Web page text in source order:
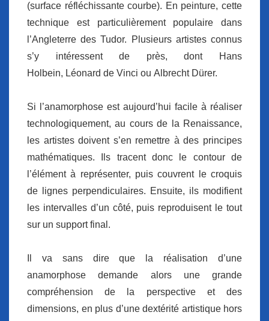
(surface réfléchissante courbe). En peinture, cette
technique est particulièrement populaire dans
l’Angleterre des Tudor. Plusieurs artistes connus
s’y intéressent de près, dont Hans
Holbein, Léonard de Vinci ou Albrecht Dürer.
Si l’anamorphose est aujourd’hui facile à réaliser
technologiquement, au cours de la Renaissance,
les artistes doivent s’en remettre à des principes
mathématiques. Ils tracent donc le contour de
l’élément à représenter, puis couvrent le croquis
de lignes perpendiculaires. Ensuite, ils modifient
les intervalles d’un côté, puis reproduisent le tout
sur un support final.
Il va sans dire que la réalisation d’une
anamorphose demande alors une grande
compréhension de la perspective et des
dimensions, en plus d’une dextérité artistique hors